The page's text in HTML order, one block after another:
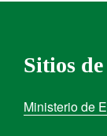
Sitios
Ministerio de